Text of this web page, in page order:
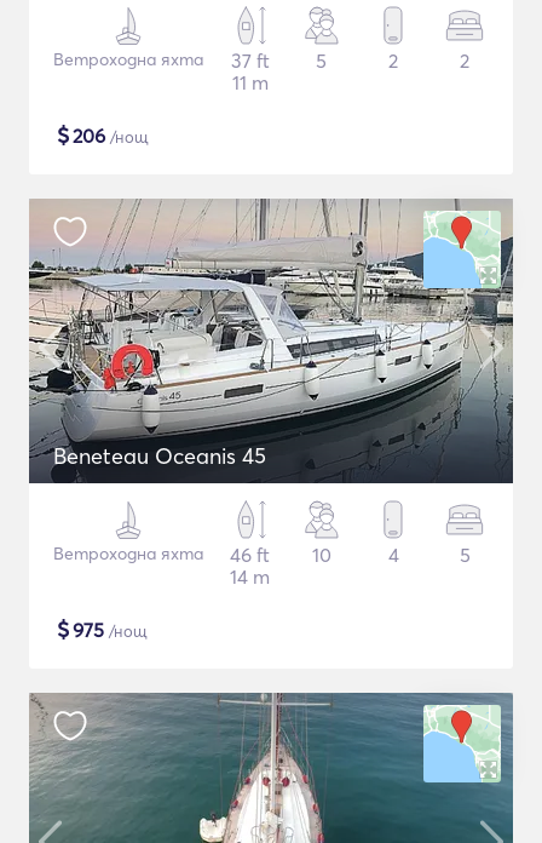
Ветроходна яхта
37 ft
11 m
5 2 2
$206 /нощ
Beneteau Oceanis 45
Ветроходна яхта
46 ft
14 m
10 4 5
$975 /нощ